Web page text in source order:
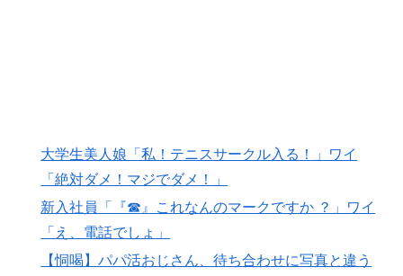
▶
大地震が起きても手術をやり遂げる日本の医療チーム、
海外でも凄すぎると絶賛
▶ 外国人「アジア杯で優勝するんだ」日本代表、W杯ポッ
に！アメリカ人もポット1争いに熱視線！【海外の反
応】
大学生美人娘「私！テニスサークル入る！」ワイ
「絶対ダメ！マジでダメ！」
新入社員「『☎︎』これなんのマークですか ？」ワイ
「え、電話でしょ」
【恫喝】パパ活おじさん、待ち合わせに写真と違う